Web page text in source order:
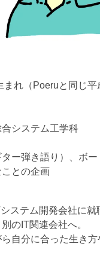
まれ（Poeruと同じ
システム工学科
ー弾き語り）、ボ
との企画
ステム開発会社に就
のIT関連会社へ。
自分に合った生き